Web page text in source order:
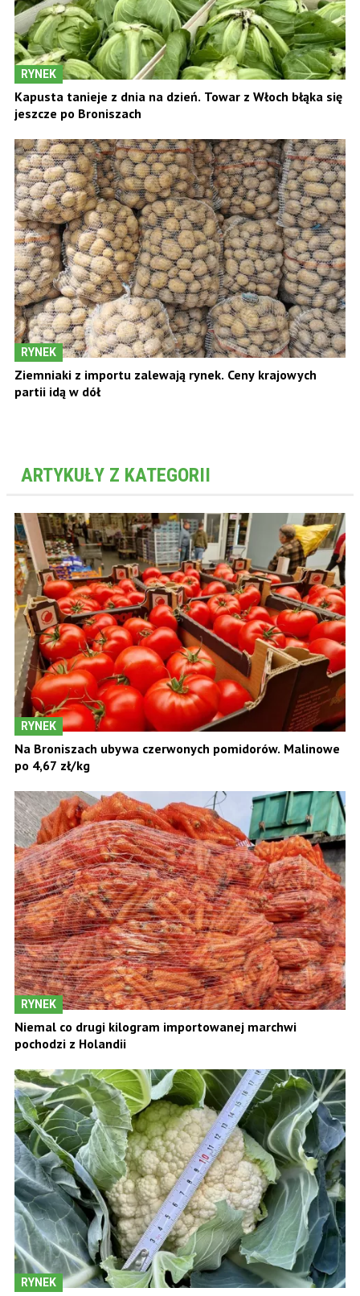
RYNEK
Kapusta tanieje z dnia na dzień. Towar z Włoch błąka się
jeszcze po Broniszach
RYNEK
Ziemniaki z importu zalewają rynek. Ceny krajowych
partii idą w dół
ARTYKUŁY Z KATEGORII
RYNEK
Na Broniszach ubywa czerwonych pomidorów. Malinowe
po 4,67 zł/kg
RYNEK
Niemal co drugi kilogram importowanej marchwi
pochodzi z Holandii
RYNEK